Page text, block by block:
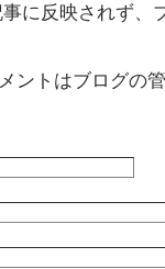
に反映されず、
ントはブログの